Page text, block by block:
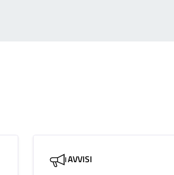
AVVISI